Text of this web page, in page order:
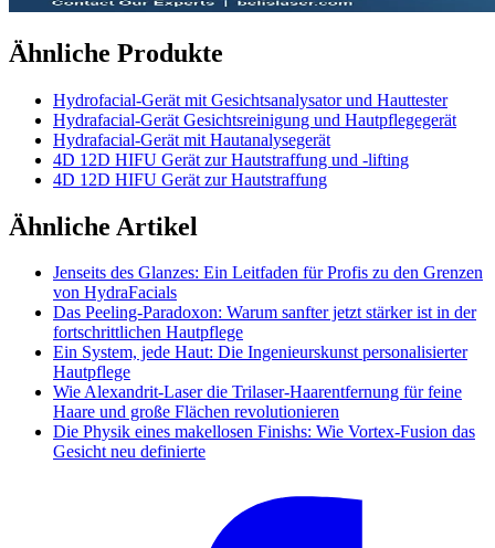
Ähnliche Produkte
Hydrofacial-Gerät mit Gesichtsanalysator und Hauttester
Hydrafacial-Gerät Gesichtsreinigung und Hautpflegegerät
Hydrafacial-Gerät mit Hautanalysegerät
4D 12D HIFU Gerät zur Hautstraffung und -lifting
4D 12D HIFU Gerät zur Hautstraffung
Ähnliche Artikel
Jenseits des Glanzes: Ein Leitfaden für Profis zu den Grenzen
von HydraFacials
Das Peeling-Paradoxon: Warum sanfter jetzt stärker ist in der
fortschrittlichen Hautpflege
Ein System, jede Haut: Die Ingenieurskunst personalisierter
Hautpflege
Wie Alexandrit-Laser die Trilaser-Haarentfernung für feine
Haare und große Flächen revolutionieren
Die Physik eines makellosen Finishs: Wie Vortex-Fusion das
Gesicht neu definierte